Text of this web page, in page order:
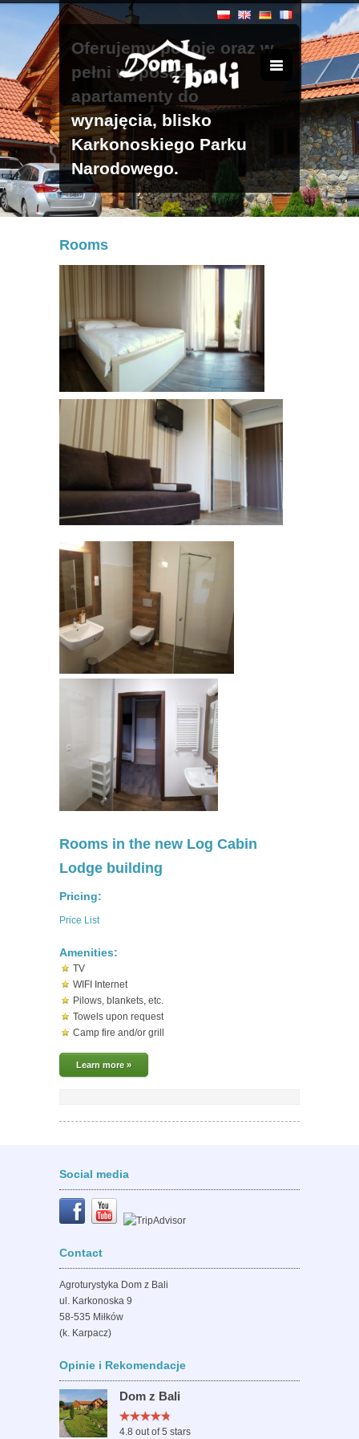
Oferujemy pokoje oraz w
pełni wyposażone
apartamenty do
wynajęcia, blisko
Karkonoskiego Parku
Narodowego.
Rooms
Rooms in the new Log Cabin
Lodge building
Pricing:
Price List
Amenities:
TV
WIFI Internet
Pilows, blankets, etc.
Towels upon request
Camp fire and/or grill
Learn more »
Social media
Contact
Agroturystyka Dom z Bali
ul. Karkonoska 9
58-535 Miłków
(k. Karpacz)
Opinie i Rekomendacje
Dom z Bali
4.8 out of 5 stars